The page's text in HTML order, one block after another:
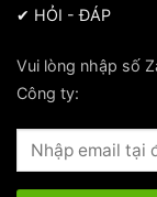
✔ HỎI - ĐÁP
Vui lòng nhập số
Công ty: